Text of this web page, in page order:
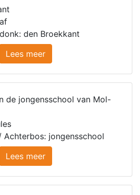
den Broekkant
Lees meer
de jongensschool van Mol-
Achterbos: jongensschool
Lees meer